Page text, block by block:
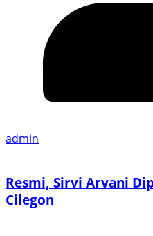
admin
Resmi, Sirvi Arvani
Cilegon